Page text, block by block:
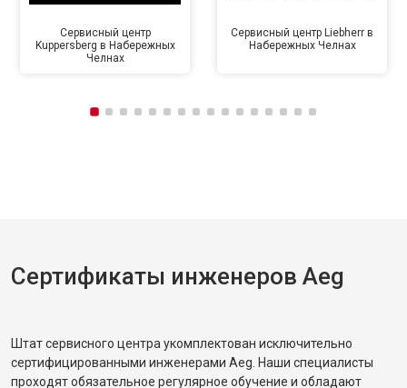
Сервисный центр
Kuppersberg в Набережных
Челнах
Сервисный центр Liebherr в
Набережных Челнах
Сертификаты инженеров Aeg
Штат сервисного центра укомплектован исключительно
сертифицированными инженерами Aeg. Наши специалисты
проходят обязательное регулярное обучение и обладают